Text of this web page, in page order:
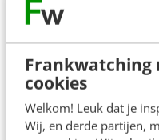
Frankwatching
cookies
Welkom! Leuk dat je
Wij, en derde partijen,
Contact
+31 30 200 1045
Tarieven
Meer contactopties